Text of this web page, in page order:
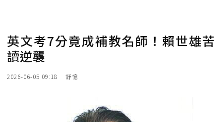
英文考7分竟成補教名師！賴世雄苦
讀逆襲
2026-06-05 09:18 舒憶